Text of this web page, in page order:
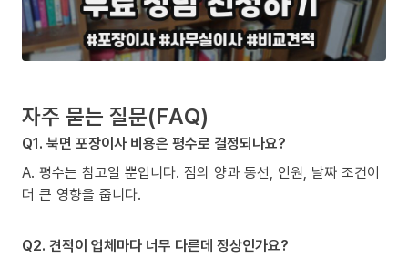
자주 묻는 질문(FAQ)
Q1. 북면 포장이사 비용은 평수로 결정되나요?
A. 평수는 참고일 뿐입니다. 짐의 양과 동선, 인원, 날짜 조건이
더 큰 영향을 줍니다.
Q2. 견적이 업체마다 너무 다른데 정상인가요?